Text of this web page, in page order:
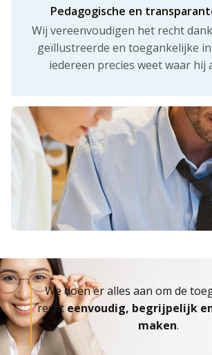
Pedagogische en
Wij vereenvoudigen het recht
geïllustreerde en toegankelijke
iedereen precies weet waar hij
We doen er alles aan om de
rechteenvoudig, begrijpelijk
maken.